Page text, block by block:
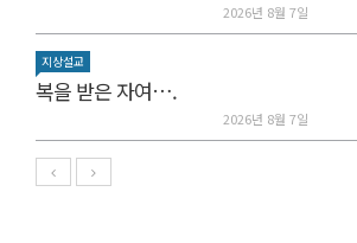
2026년 8월 7일
지상설교
복을 받은 자여….
2026년 8월 7일